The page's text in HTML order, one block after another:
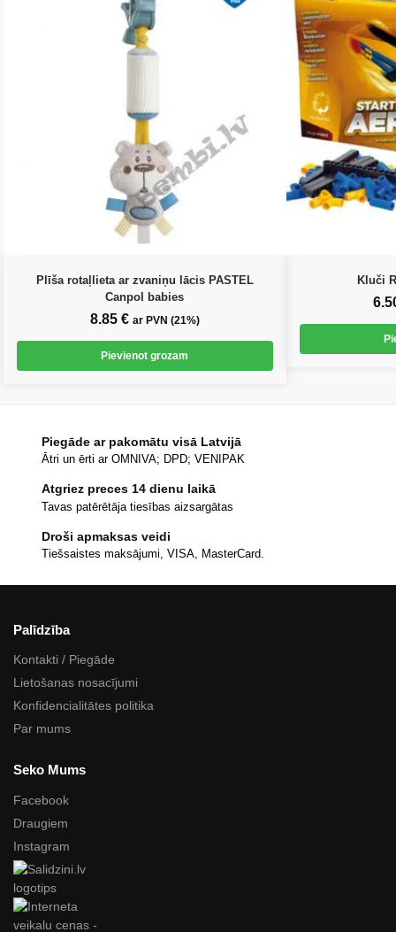
Plīša rotaļlieta ar zvaniņu lācis PASTEL
Canpol babies
8.85 € ar PVN (21%)
Pievienot grozam
Kluči
Piegāde ar pakomātu visā Latvijā
Ātri un ērti ar OMNIVA; DPD; VENIPAK
Atgriez preces 14 dienu laikā
Tavas patērētāja tiesības aizsargātas
Droši apmaksas veidi
Tiešsaistes maksājumi, VISA, MasterCard.
Palīdzība
Kontakti / Piegāde
Lietošanas nosacījumi
Konfidencialitātes politika
Par mums
Seko Mums
Facebook
Draugiem
Instagram